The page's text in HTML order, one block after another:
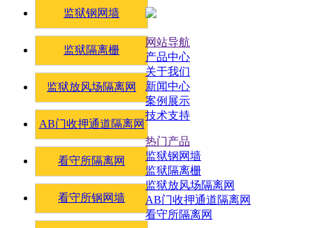
监狱钢网墙
监狱隔离栅
监狱放风场隔离网
AB门收押通道隔离网
看守所隔离网
看守所钢网墙
网站导航
产品中心
关于我们
新闻中心
案例展示
技术支持
热门产品
监狱钢网墙
监狱隔离栅
监狱放风场隔离网
AB门收押通道隔离网
看守所隔离网